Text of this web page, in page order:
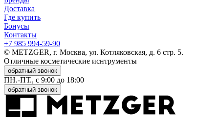
Доставка
Где купить
Бонусы
Контакты
+7 985 994-59-90
© METZGER, г. Москва, ул. Котляковская, д. 6 стр. 5.
Отличные косметические иснтрументы
обратный звонок
ПН.-ПТ., с 9:00 до 18:00
обратный звонок